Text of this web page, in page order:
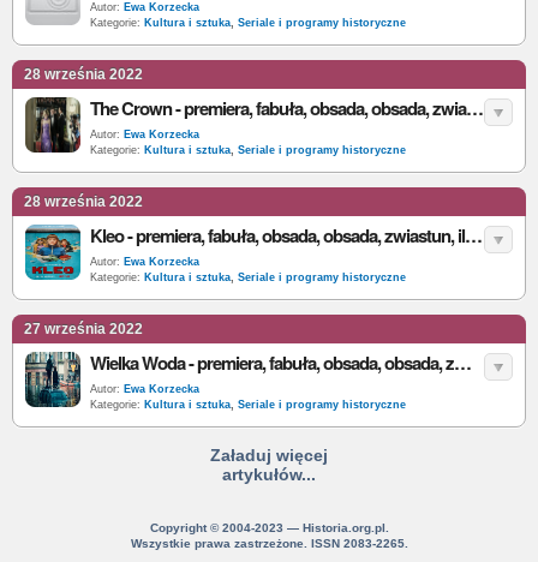
Autor: Ewa Korzecka
Kategorie: Kultura i sztuka, Seriale i programy historyczne
28 września 2022
The Crown - premiera, fabuła, obsada, obsada, zwiastun, ile odcinków. Wszystko, co wiemy o serialu Netflix
Autor: Ewa Korzecka
Kategorie: Kultura i sztuka, Seriale i programy historyczne
28 września 2022
Kleo - premiera, fabuła, obsada, obsada, zwiastun, ile odcinków. Wszystko, co wiemy o serialu Netflix
Autor: Ewa Korzecka
Kategorie: Kultura i sztuka, Seriale i programy historyczne
27 września 2022
Wielka Woda - premiera, fabuła, obsada, obsada, zwiastun, ile odcinków. Wszystko, co wiemy o serialu Netflix
Autor: Ewa Korzecka
Kategorie: Kultura i sztuka, Seriale i programy historyczne
Załaduj więcej
artykułów...
Copyright © 2004-2023 — Historia.org.pl.
Wszystkie prawa zastrzeżone. ISSN 2083-2265.